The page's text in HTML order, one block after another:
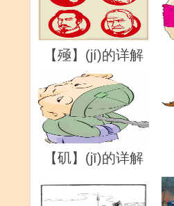
【殛】(jí)的详解
【矶】(jī)的详解